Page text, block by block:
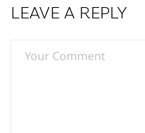
LEAVE A REPLY